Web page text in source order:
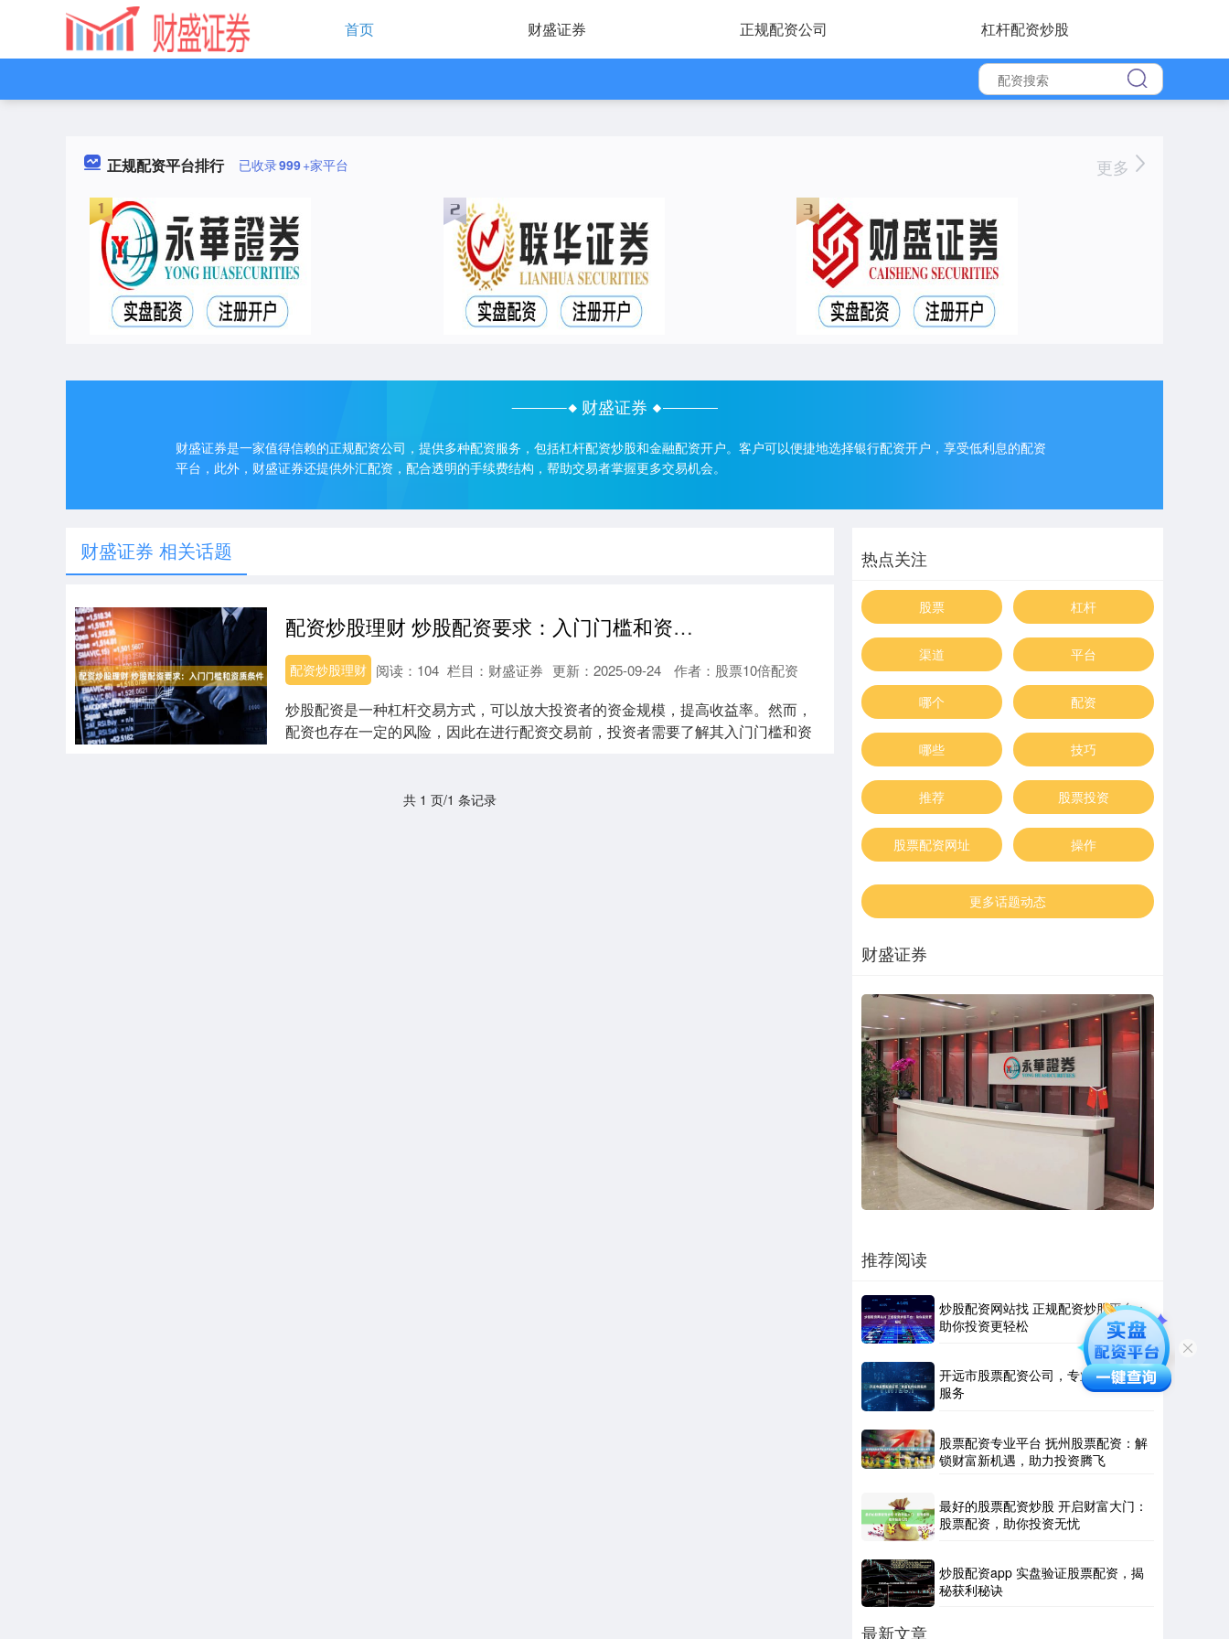
首页 财盛证券 正规配资公司 杠杆配资炒股
正规配资平台排行 已收录999+家平台 更多
财盛证券
财盛证券是一家值得信赖的正规配资公司，提供多种配资服务，包括杠杆配资炒股和金融配资开户。客户可以便捷地选择银行配资开户，享受低利息的配资
平台，此外，财盛证券还提供外汇配资，配合透明的手续费结构，帮助交易者掌握更多交易机会。
财盛证券 相关话题
配资炒股理财 炒股配资要求：入门门槛和资质条件
配资炒股理财 更新：2025-09-24 作者：股票10倍配资
阅读： 104 栏目： 财盛证券
炒股配资是一种杠杆交易方式，可以放大投资者的资金规模，提高收益率。然而，
配资也存在一定的风险，因此在进行配资交易前，投资者需要了解其入门门槛和资
共 1 页/1 条记录
热点关注
股票 杠杆
渠道 平台
哪个 配资
哪些 技巧
推荐 股票投资
股票配资网址 操作
更多话题动态
财盛证券
推荐阅读
炒股配资网站找 正规配资炒股平台：
助你投资更轻松
开远市股票配资公司，专业杠杆投资
服务
股票配资专业平台 抚州股票配资：解
锁财富新机遇，助力投资腾飞
最好的股票配资炒股 开启财富大门：
股票配资，助你投资无忧
炒股配资app 实盘验证股票配资，揭
秘获利秘诀
最新文章